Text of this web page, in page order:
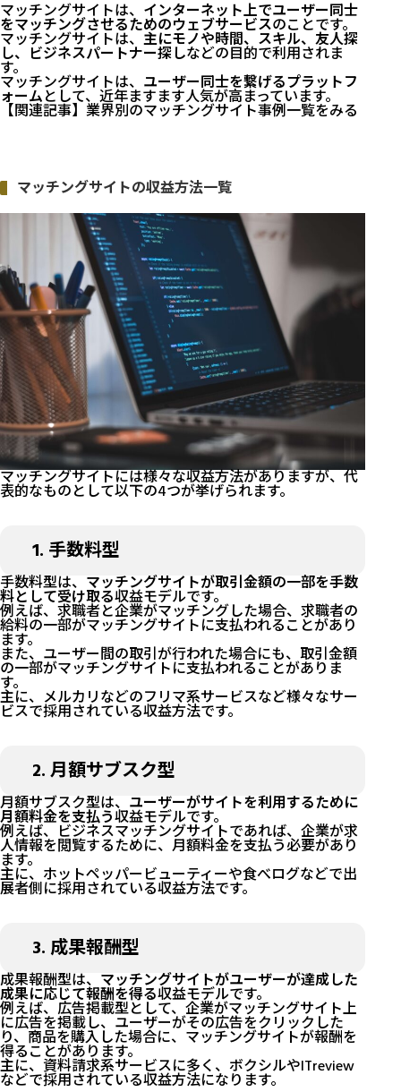
マッチングサイトは、 インターネット上でユーザー同士
をマッチングさせるためのウェブサービスのことです。
マッチングサイトは、 主にモノや時間、スキル、友人探
し、ビジネスパートナー探しなどの目的で利用されま
す。
マッチングサイトは、 ユーザー同士を繋げるプラットフ
ォームとして、近年ますます人気が高まっています。
【関連記事】 業界別のマッチングサイト事例一覧をみる
マッチングサイトの収益方法一覧
マッチングサイトには様々な収益方法がありますが、代
表的なものとして以下の4つが挙げられます。
1. 手数料型
手数料型は、 マッチングサイトが取引金額の一部を手数
料として受け取る収益モデルです。
例えば、求職者と企業がマッチングした場合、求職者の
給料の一部がマッチングサイトに支払われることがあり
ます。
また、ユーザー間の取引が行われた場合にも、取引金額
の一部がマッチングサイトに支払われることがありま
す。
主に、メルカリなどのフリマ系サービスなど様々なサー
ビスで採用されている収益方法です。
2. 月額サブスク型
月額サブスク型は、 ユーザーがサイトを利用するために
月額料金を支払う収益モデルです。
例えば、ビジネスマッチングサイトであれば、企業が求
人情報を閲覧するために、月額料金を支払う必要があり
ます。
主に、ホットペッパービューティーや食べログなどで出
展者側に採用されている収益方法です。
3. 成果報酬型
成果報酬型は、 マッチングサイトがユーザーが達成した
成果に応じて報酬を得る収益モデルです。
例えば、広告掲載型として、企業がマッチングサイト上
に広告を掲載し、ユーザーがその広告をクリックした
り、商品を購入した場合に、マッチングサイトが報酬を
得ることがあります。
主に、資料請求系サービスに多く、ボクシルやITreview
などで採用されている収益方法になります。